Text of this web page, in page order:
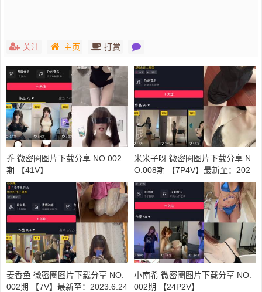
关注 主页 打赏
乔 微密圈图片下载分享 NO.002
期 【41V】
米米子呀 微密圈图片下载分享 N
O.008期 【7P4V】最新至：202
3.7.27
麦香鱼 微密圈图片下载分享 NO.
002期 【7V】最新至：2023.6.24
小南希 微密圈图片下载分享 NO.
002期 【24P2V】